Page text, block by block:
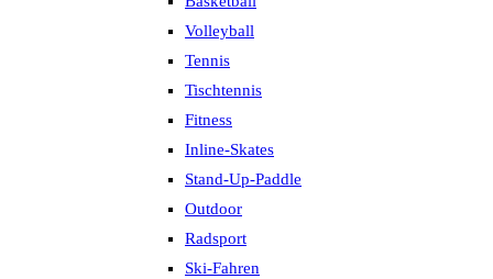
Volleyball
Tennis
Tischtennis
Fitness
Inline-Skates
Stand-Up-Paddle
Outdoor
Radsport
Ski-Fahren